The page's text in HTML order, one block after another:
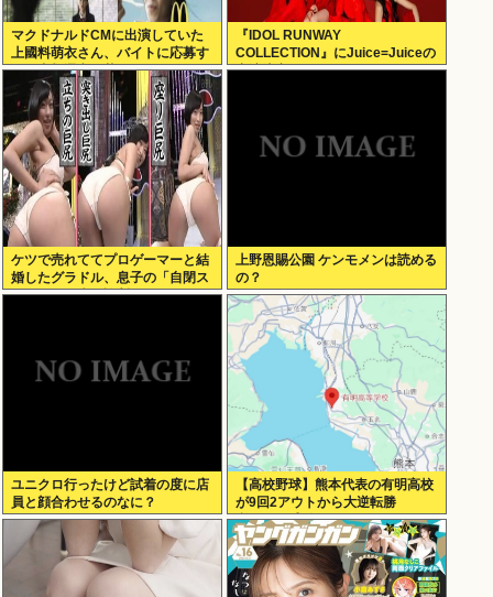
マクドナルドCMに出演していた
上國料萌衣さん、バイトに応募す
るも書類選考で落ちる
『IDOL RUNWAY
COLLECTION』にJuice=Juiceの
出演決定
ケツで売れててプロゲーマーと結
婚したグラドル、息子の「自閉ス
ペクトラム症」診断にショックで
上野恩賜公園 ケンモメンは読める
の？
ユニクロ行ったけど試着の度に店
員と顔合わせるのなに？
【高校野球】熊本代表の有明高校
が9回2アウトから大逆転勝
利！！！感動をありがとう